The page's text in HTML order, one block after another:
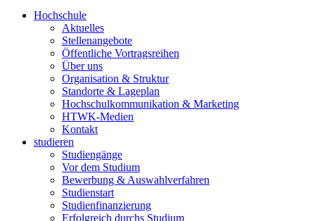
Hochschule
Aktuelles
Stellenangebote
Öffentliche Vortragsreihen
Über uns
Organisation & Struktur
Standorte & Lageplan
Hochschulkommunikation & Marketing
HTWK-Medien
Kontakt
studieren
Studiengänge
Vor dem Studium
Bewerbung & Auswahlverfahren
Studienstart
Studienfinanzierung
Erfolgreich durchs Studium